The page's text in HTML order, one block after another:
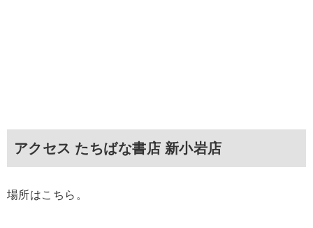
アクセス たちばな書店 新小岩店
場所はこちら。